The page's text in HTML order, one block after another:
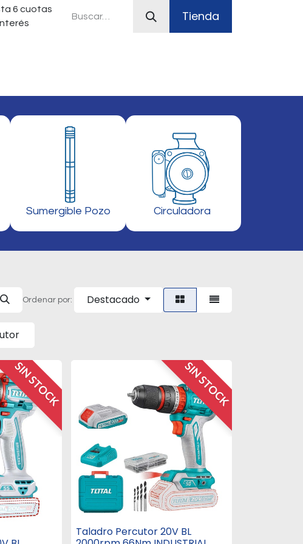
6 cuotas
Tienda
Sumergible Pozo Circuladora
Ordenar por: Destacado
SIN STOCK SIN STOCK
Taladro Percutor 20V BL